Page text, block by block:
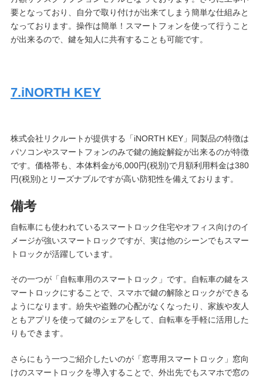
要となっており、自分で取り付けが出来てしまう簡単な仕組みと
なっております。操作は簡単！スマートフォンを使って行うこと
が出来るので、鍵を知人に共有することも可能です。
7.iNORTH KEY
株式会社リクルートが提供する「iNORTH KEY」同製品の特徴は
パソコンやスマートフォンのみで鍵の施錠解錠が出来るのが特徴
です。価格帯も、本体料金が6,000円(税別)で月額利用料金は380
円(税別)とリーズナブルですが高い防犯性を備えております。
備考
自転車にも使われているスマートロック住宅やオフィス向けのイ
メージが強いスマートロックですが、実は他のシーンでもスマー
トロックが活躍しています。
その一つが「自転車用のスマートロック」です。自転車の鍵をス
マートロックにすることで、スマホで鍵の解除とロックができる
ようになります。紛失や盗難の心配がなくなったり、家族や友人
ともアプリを使って鍵のシェアをして、自転車を手軽に活用した
りもできます。
さらにもう一つご紹介したいのが「窓専用スマートロック」窓向
けのスマートロックを導入することで、外出先でもスマホで窓の